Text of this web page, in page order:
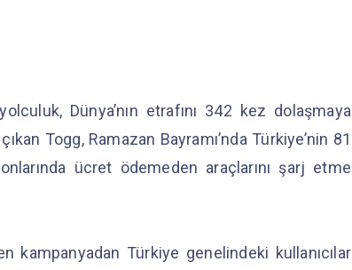
Dünya’nın etrafını 342 kez dolaşmaya
Togg, Ramazan Bayramı’nda Türkiye’nin 81
ücret ödemeden araçlarını şarj etme
kampanyadan Türkiye genelindeki kullanıcılar